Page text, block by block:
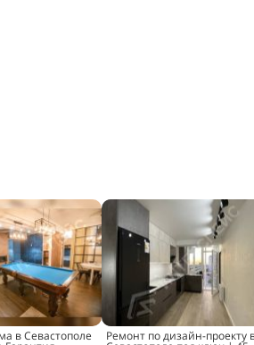
в Севастополе Ремонт по дизайн-проекту